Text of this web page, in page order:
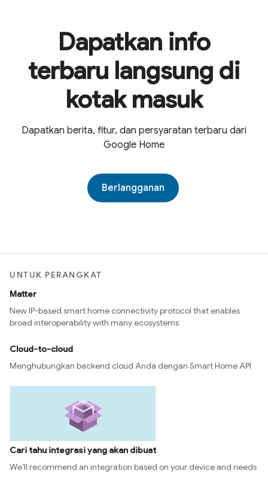
Dapatkan info
terbaru langsung di
kotak masuk
Dapatkan berita, fitur, dan persyaratan terbaru dari
Google Home
Berlangganan
UNTUK PERANGKAT
Matter
New IP-based smart home connectivity protocol that enables
broad interoperability with many ecosystems
Cloud-to-cloud
Menghubungkan backend cloud Anda dengan Smart Home API
Cari tahu integrasi yang akan dibuat
We’ll recommend an integration based on your device and needs